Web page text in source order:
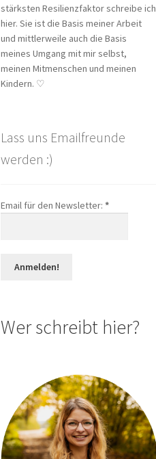
stärksten Resilienzfaktor schreibe ich
hier. Sie ist die Basis meiner Arbeit
und mittlerweile auch die Basis
meines Umgang mit mir selbst,
meinen Mitmenschen und meinen
Kindern. ♡
Lass uns Emailfreunde
werden :)
Email für den Newsletter: *
Wer schreibt hier?